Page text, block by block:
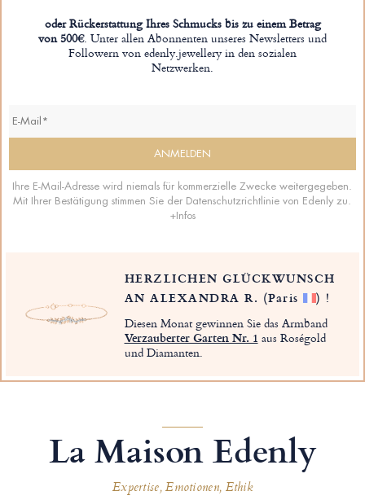
oder Rückerstattung Ihres Schmucks bis zu einem Betrag
von 500€. Unter allen Abonnenten unseres Newsletters und
Followern von edenly.jewellery in den sozialen
Netzwerken.
Ihre E-Mail-Adresse wird niemals für kommerzielle Zwecke weitergegeben.
Mit Ihrer Bestätigung stimmen Sie der Datenschutzrichtlinie von Edenly zu.
+Infos
HERZLICHEN GLÜCKWUNSCH
AN ALEXANDRA R. (Paris ) !
Diesen Monat gewinnen Sie das Armband
Verzauberter Garten Nr. 1 aus Roségold
und Diamanten.
La Maison Edenly
Expertise, Emotionen, Ethik